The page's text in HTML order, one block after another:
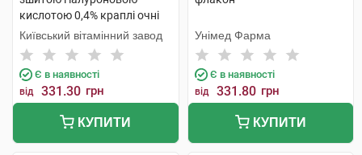
кислотою 0,4% краплі очні
10 мл 1 флакон
Київський вітамінний завод
Є в наявності
від 331.30 грн
КУПИТИ
Унімед Фарма
Є в наявності
від 331.80 грн
КУПИТИ